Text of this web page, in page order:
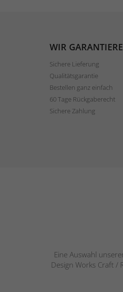
WIR
Sichere Lieferung
Qualitätsgarantie
Bestellen ganz einfach
60 Tage Rückgaberecht
Sichere Zahlung
Eine Auswahl
Design Works Craft /